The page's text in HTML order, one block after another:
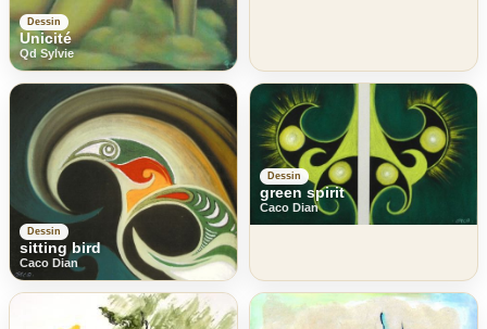
Dessin
Unicité
Qd Sylvie
Dessin
sitting bird
Caco Dian
Dessin
green spirit
Caco Dian